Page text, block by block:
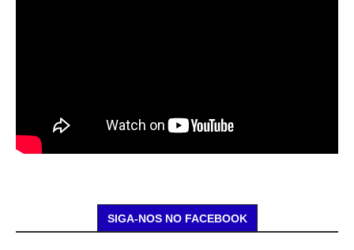
SIGA-NOS NO FACEBOOK